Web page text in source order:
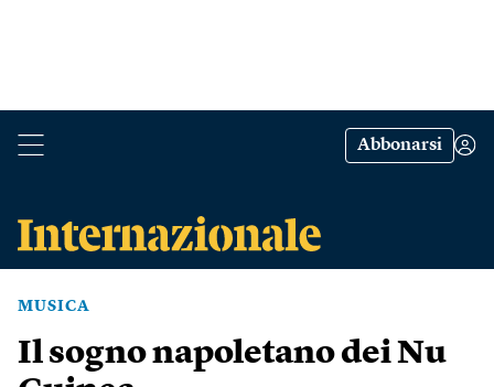
Abbonarsi
MUSICA
Il sogno napoletano dei Nu